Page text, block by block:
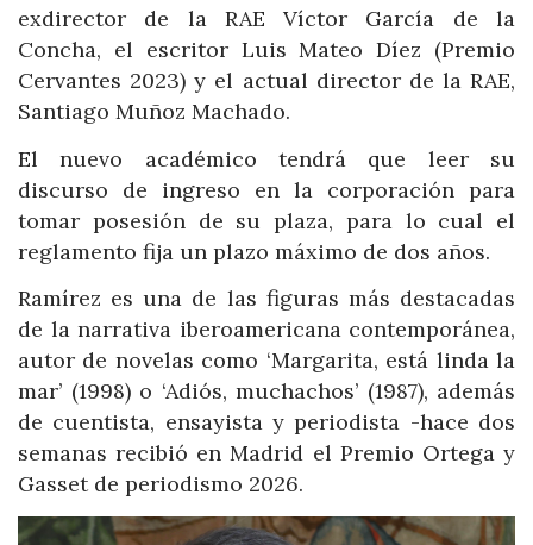
exdirector de la RAE Víctor García de la
Concha, el escritor Luis Mateo Díez (Premio
Cervantes 2023) y el actual director de la RAE,
Santiago Muñoz Machado.
El nuevo académico tendrá que leer su
discurso de ingreso en la corporación para
tomar posesión de su plaza, para lo cual el
reglamento fija un plazo máximo de dos años.
Ramírez es una de las figuras más destacadas
de la narrativa iberoamericana contemporánea,
autor de novelas como ‘Margarita, está linda la
mar’ (1998) o ‘Adiós, muchachos’ (1987), además
de cuentista, ensayista y periodista -hace dos
semanas recibió en Madrid el Premio Ortega y
Gasset de periodismo 2026.